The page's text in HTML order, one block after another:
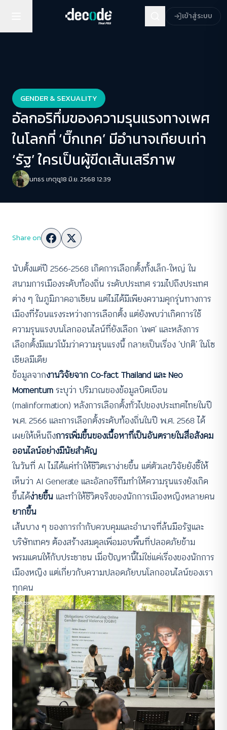
เข้าสู่ระบบ
GENDER & SEXUALITY
อัลกอริทึ่มของความรุนแรงทางเพศ
ในโลกที่ ‘บิ๊กเทค’ มีอำนาจเทียบเท่า
‘รัฐ’ ใครเป็นผู้ขีดเส้นเสรีภาพ
นทธร เกตุชู18 มิ.ย. 2568 12:39
Share on
นับตั้งแต่ปี 2566-2568 เกิดการเลือกตั้งทั้งเล็ก-ใหญ่ ใน
สนามการเมืองระดับท้องถิ่น ระดับประเทศ รวมไปถึงประเทศ
ต่าง ๆ ในภูมิภาคอาเซียน แต่ไม่ได้มีเพียงความคุกรุ่นทางการ
เมืองที่ร้อนแรงระหว่างการเลือกตั้ง แต่ยังพบว่าเกิดการใช้
ความรุนแรงบนโลกออนไลน์ที่ยังเลือก ‘เพศ’ และหลังการ
เลือกตั้งมีแนวโน้มว่าความรุนแรงนี้ กลายเป็นเรื่อง ‘ปกติ’ ในโซ
เชียลมีเดีย
ข้อมูลจากงานวิจัยจาก Co-fact Thailand และ Neo
Momentumระบุว่า ปริมาณของข้อมูลบิดเบือน
(malinformation) หลังการเลือกตั้งทั่วไปของประเทศไทยในปี
พ.ศ. 2566 และการเลือกตั้งระดับท้องถิ่นในปี พ.ศ. 2568 ได้
เผยให้เห็นถึงการเพิ่มขึ้นของเนื้อหาที่เป็นอันตรายในสื่อสังคม
ออนไลน์อย่างมีนัยสำคัญ
ในวันที่ AI ไม่ได้แค่ทำให้ชีวิตเราง่ายขึ้น แต่ตัวเลขวิจัยยังชี้ให้
เห็นว่า AI Generate และอัลกอรึทึมทำให้ความรุนแรงยังเกิด
ขึ้นได้ง่ายขึ้น และทำให้ชีวิตจริงของนักการเมืองหญิงหลายคน
ยากขึ้น
เส้นบาง ๆ ของการกำกับควบคุมและอำนาจที่ล้นมือรัฐและ
บริษัทเทคฯ ต้องสร้างสมดุลเพื่อมอบพื้นที่ปลอดภัยข้าม
พรมแดนให้กับประชาชน เมื่อปัญหานี้ไม่ใช่แค่เรื่องของนักการ
เมืองหญิง แต่เกี่ยวกับความปลอดภัยบนโลกออนไลน์ของเรา
ทุกคน